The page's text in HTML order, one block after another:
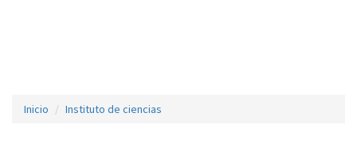
Inicio Instituto de ciencias